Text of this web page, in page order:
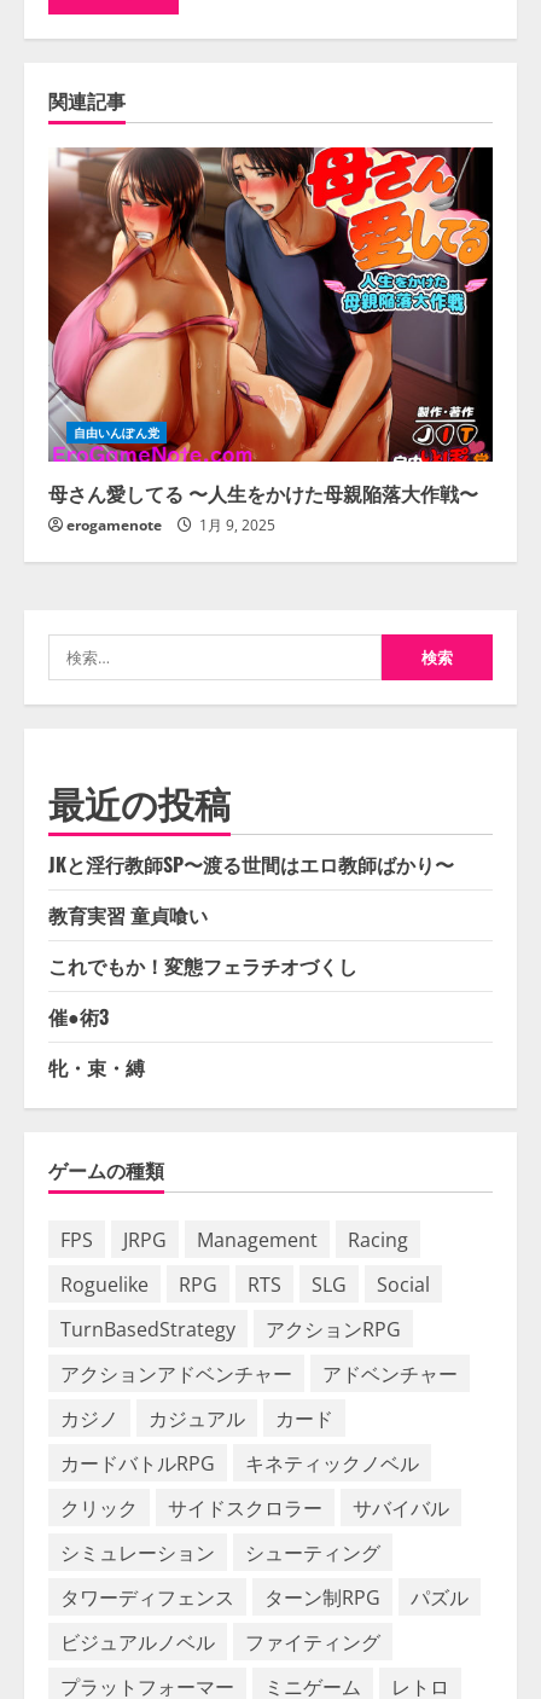
関連記事
自由いんぽん党
母さん愛してる 〜人生をかけた母親陥落大作戦〜
erogamenote 1月 9, 2025
索:
最近の投稿
JKと淫行教師SP〜渡る世間はエロ教師ばかり〜
教育実習 童貞喰い
これでもか！変態フェラチオづくし
催●術3
牝・束・縛
ゲームの種類
FPS JRPG Management
Racing
Roguelike
RPG RTS SLG
Social
TurnBasedStrategy
アクションRPG
アクションアドベンチャー
アドベンチャー
カジノ
カジュアル
カード
カードバトルRPG
キネティックノベル
クリック
サイドスクロラー
サバイバル
シミュレーション
シューティング
タワーディフェンス
ターン制RPG
パズル
ビジュアルノベル
ファイティング
プラットフォーマー
ミニゲーム レトロ